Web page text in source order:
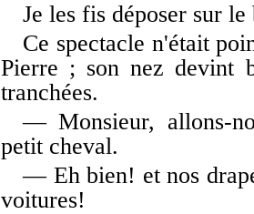
Je les fis déposer sur
Ce spectacle n'était
Pierre ; son nez devint
tranchées.
— Monsieur, allons-
petit cheval.
— Eh bien! et nos
voitures!